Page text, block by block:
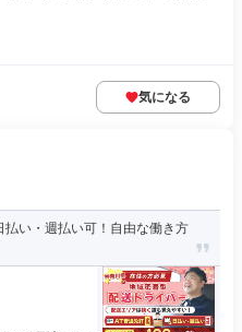
気になる
い・週払い可！自由な働き方